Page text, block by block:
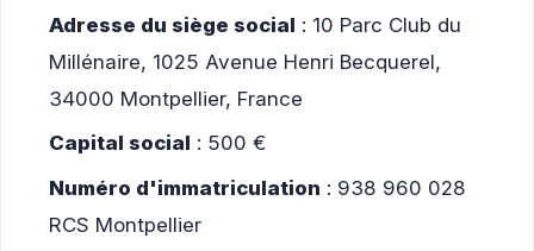
Adresse du siège social : 10 Parc Club du
Millénaire, 1025 Avenue Henri Becquerel,
34000 Montpellier, France
Capital social : 500 €
Numéro d'immatriculation : 938 960 028
RCS Montpellier